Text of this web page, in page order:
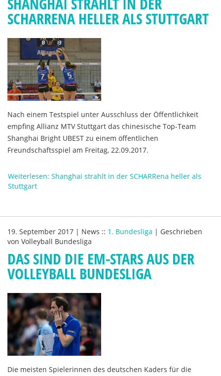
SCHARRENA HELLER ALS STUTTGART
Nach einem Testspiel unter Ausschluss der Öffentlichkeit
empfing Allianz MTV Stuttgart das chinesische Top-Team
Shanghai Bright UBEST zu einem öffentlichen
Freundschaftsspiel am Freitag, 22.09.2017.
Weiterlesen: Shanghai strahlt in der SCHARRena heller als
Stuttgart
19. September 2017 | News :: 1. Bundesliga | Geschrieben
von Volleyball Bundesliga
DAS SIND DIE EM-STARS AUS DER
VOLLEYBALL BUNDESLIGA
Die meisten Spielerinnen des deutschen Kaders für die